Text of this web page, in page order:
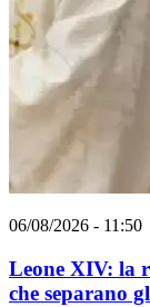
06/08/2026 - 11:50
Leone XIV: la
che separano